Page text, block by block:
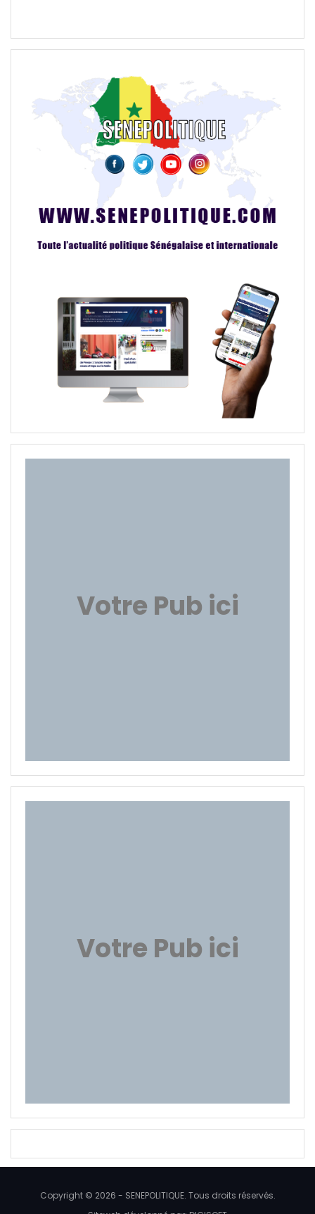
Votre Pub ici
Votre Pub ici
Copyright © 2026 - SENEPOLITIQUE. Tous droits réservés.